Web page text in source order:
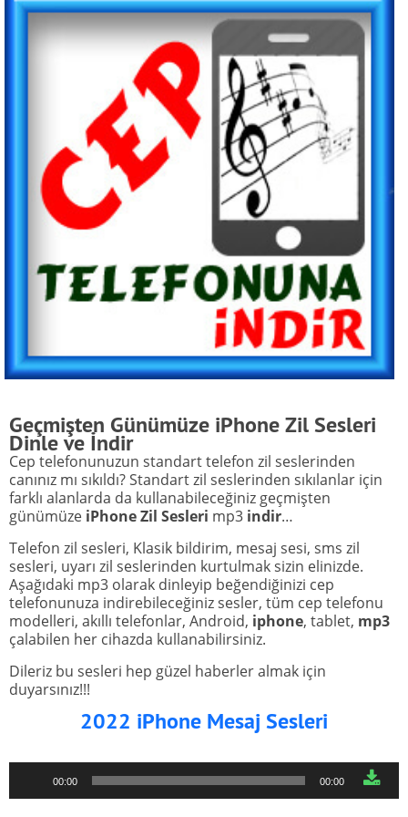
Geçmişten Günümüze iPhone Zil Sesleri
Dinle ve İndir
Cep telefonunuzun standart telefon zil seslerinden
canınız mı sıkıldı? Standart zil seslerinden sıkılanlar için
farklı alanlarda da kullanabileceğiniz geçmişten
günümüze iPhone Zil Sesleri mp3 indir…
Telefon zil sesleri, Klasik bildirim, mesaj sesi, sms zil
sesleri, uyarı zil seslerinden kurtulmak sizin elinizde.
Aşağıdaki mp3 olarak dinleyip beğendiğinizi cep
telefonunuza indirebileceğiniz sesler, tüm cep telefonu
modelleri, akıllı telefonlar, Android, iphone, tablet, mp3
çalabilen her cihazda kullanabilirsiniz.
Dileriz bu sesleri hep güzel haberler almak için
duyarsınız!!!
2022 iPhone Mesaj Sesleri
oynatıcı00:00 00:00